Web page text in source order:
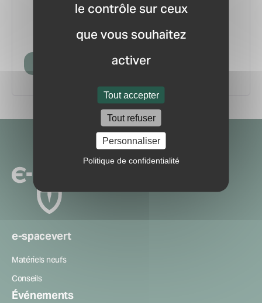
le contrôle sur ceux
que vous souhaitez
activer
Tout accepter
Tout refuser
Personnaliser
Politique de confidentialité
pour ne manquer aucune
information ou nouveauté du marché.
Créer mon compte
e-spacevert
Matériels neufs
Conseils
Événements